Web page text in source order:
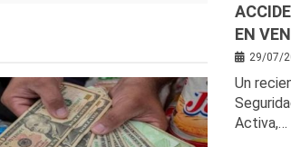
EN
29/07/
Un
Activa,…